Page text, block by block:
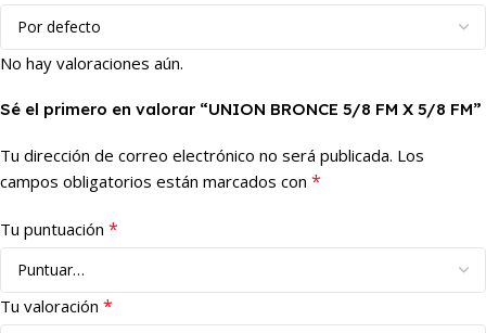
No hay valoraciones aún.
Sé el primero en valorar “UNION BRONCE 5/8 FM X 5/8 FM”
Tu dirección de correo electrónico no será publicada. Los
campos obligatorios están marcados con *
Tu puntuación *
Tu valoración *